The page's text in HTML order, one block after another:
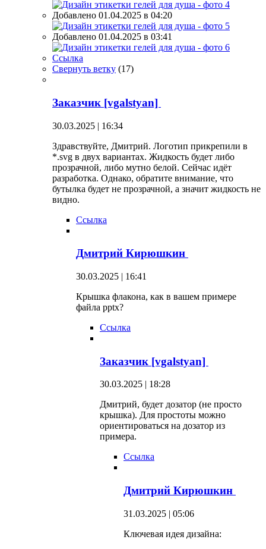
Добавлено 01.04.2025 в 04:20
Добавлено 01.04.2025 в 03:41
Ссылка
Свернуть ветку (17)
Заказчик [vgalstyan]
30.03.2025 | 16:34
Здравствуйте, Дмитрий. Логотип прикрепили в
*.svg в двух вариантах. Жидкость будет либо
прозрачной, либо мутно белой. Сейчас идёт
разработка. Однако, обратите внимание, что
бутылка будет не прозрачной, а значит жидкость не
видно.
Ссылка
Дмитрий Кирюшкин
30.03.2025 | 16:41
Крышка флакона, как в вашем примере
файла pptx?
Ссылка
Заказчик [vgalstyan]
30.03.2025 | 18:28
Дмитрий, будет дозатор (не просто
крышка). Для простоты можно
ориентироваться на дозатор из
примера.
Ссылка
Дмитрий Кирюшкин
31.03.2025 | 05:06
Ключевая идея дизайна: